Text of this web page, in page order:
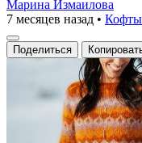
Марина Измаилова
7 месяцев назад •
Поделиться